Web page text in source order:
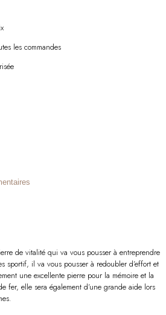
les commandes
de vitalité qui va vous pousser à entreprendre
sportif, il va vous pousser à redoubler d’effort et
une excellente pierre pour la mémoire et la
fer, elle sera également d’une grande aide lors